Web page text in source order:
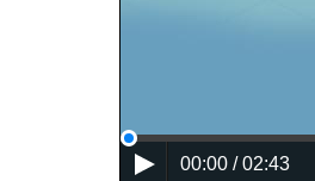
00:00 / 02:43